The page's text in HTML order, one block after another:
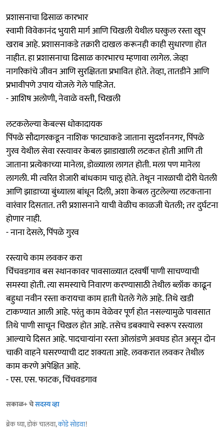
प्रशासनाचा ढिसाळ कारभार
स्वामी विवेकानंद भुयारी मार्ग आणि चिखली येथील घरकुल रस्ता खूप
खराब आहे. प्रशासनाकडे तक्रारी दाखल करूनही काही सुधारणा होत
नाहीत. हा प्रशासनाचा ढिसाळ कारभारच म्हणावा लागेल. जेव्हा
नागरिकांचे जीवन आणि सुरक्षितता प्रभावित होते. तेव्हा, तातडीने आणि
प्रभावीपणे उपाय योजले गेले पाहिजेत.
- आशिष अलोणी, नेवाळे वस्ती, चिखली
लटकलेल्या केबल्स धोकादायक
पिंपळे सौदागरकडून नाशिक फाट्याकडे जाताना सुदर्शननगर, पिंपळे
गुरव येथील सेवा रस्त्यावर केबल झाडाखाली लटकत होती आणि ती
जाताना प्रत्येकाच्या मानेला, डोळ्याला लागत होती. मला पण मानेला
लागली. मी त्वरित शेजारी बांधकाम चालू होते. तेथून नारळाची दोरी घेतली
आणि झाडाच्या बुंध्याला बांधून दिली, अशा केबल तुटलेल्या लटकताना
वारंवार दिसतात. तरी प्रशासनाने याची वेळीच काळजी घेतली; तर दुर्घटना
होणार नाही.
- नाना देसले, पिंपळे गुरव
रस्त्याचे काम लवकर करा
चिंचवडगाव बस स्थानकावर पावसाळ्यात दरवर्षी पाणी साचण्याची
समस्या होती. त्या समस्याचे निवारण करण्यासाठी तेथील ब्लॉक काढून
बहुधा नवीन रस्ता करायचा काम हाती घेतले गेले आहे. तिथे खडी
टाकण्यात आली आहे. परंतु काम वेळेवर पूर्ण होत नसल्यामुळे पावसात
तिथे पाणी साचून चिखल होत आहे. तसेच डबक्याचे स्वरूप रस्त्याला
आल्याचे दिसत आहे. पादचाऱ्यांना रस्ता ओलांडणे अवघड होत असून दोन
चाकी वाहने घसरण्याची दाट शक्यता आहे. लवकरात लवकर तेथील
काम करणे अपेक्षित आहे.
- एस. एस. फाटक, चिंचवडगाव
सकाळ+ चेसदस्य व्हा
ब्रेक घ्या, डोकं चालवा,कोडे सोडवा!